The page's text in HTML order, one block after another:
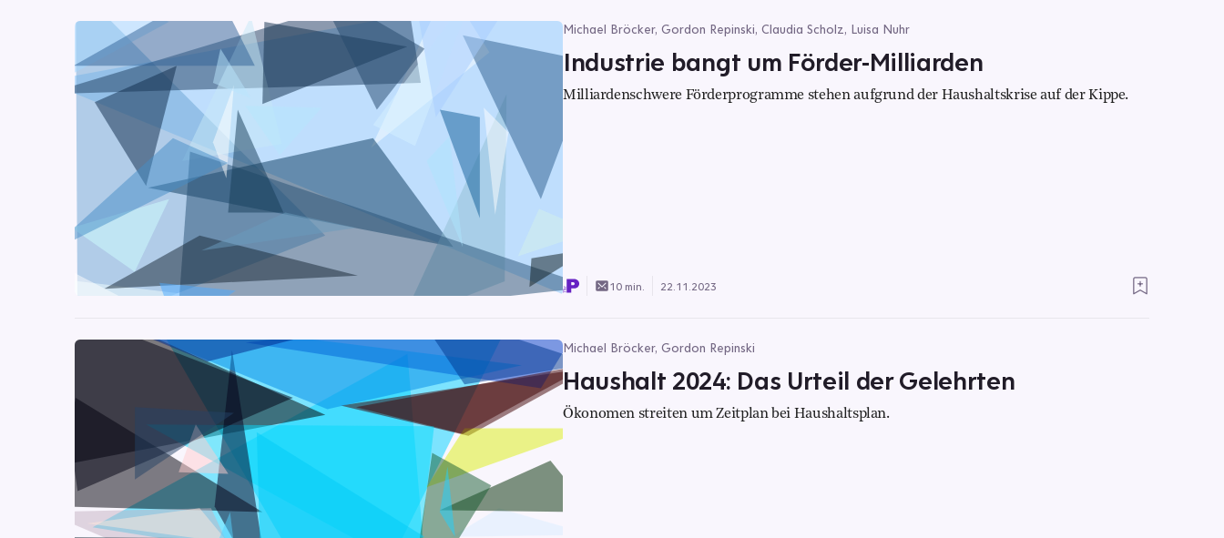
Michael Bröcker, Gordon Repinski, Claudia Scholz, Luisa Nuhr
Industrie bangt um Förder-Milliarden
Milliardenschwere Förderprogramme stehen aufgrund der Haushaltskrise auf der Kippe.
10 min. 22.11.2023
Michael Bröcker, Gordon Repinski
Haushalt 2024: Das Urteil der Gelehrten
Ökonomen streiten um Zeitplan bei Haushaltsplan.